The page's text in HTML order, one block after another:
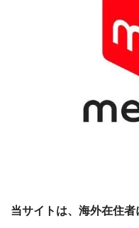
当サイトは、海外在住者